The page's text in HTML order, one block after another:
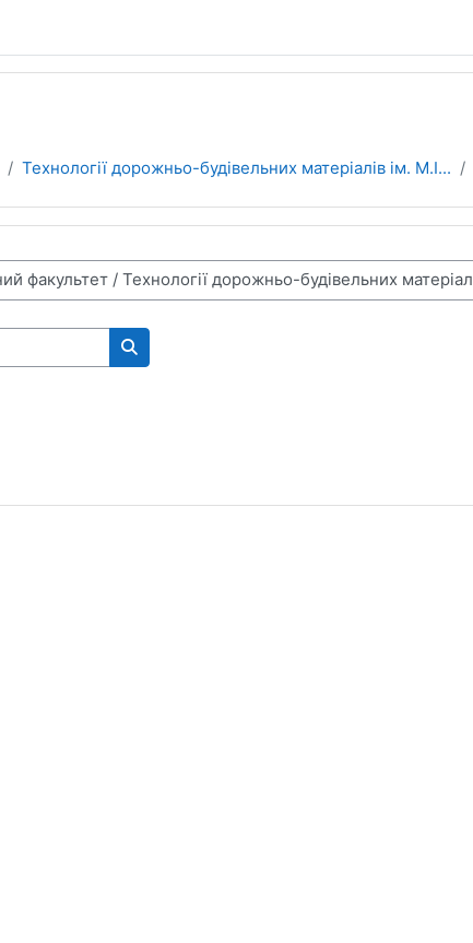
Технології дорожньо-будівельних матеріалів ім. М.І...
Пошук курсів